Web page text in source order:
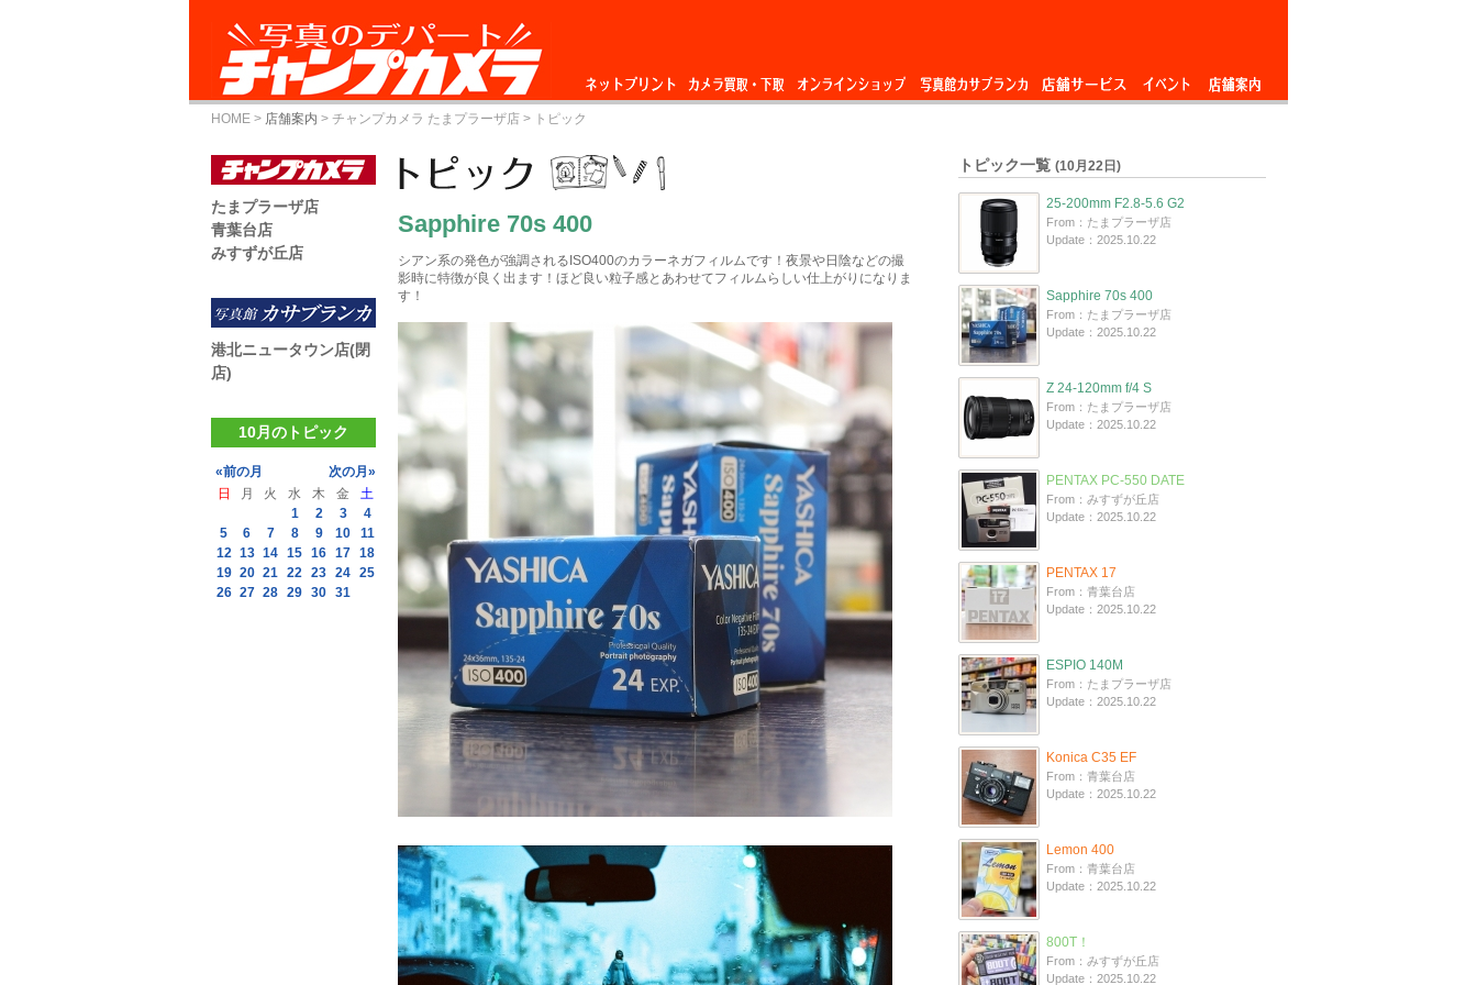
ネットプリント
カメラ買取・下
オンラインショップ 写真館カサブランカ 店舗サービス イベント 店舗案内
HOME > 店舗案内 > チャンプカメラ たまプラーザ店 > トピック
Sapphire 70s 400
シアン系の発色が強調されるISO400のカラーネガフィルムです！夜景や日陰などの撮
影時に特徴が良く出ます！ほど良い粒子感とあわせてフィルムらしい仕上がりになりま
す！
たまプラーザ店
青葉台店
みすずが丘店
港北ニュータウン店(閉
店)
10月のトピック
«前の月
次の月»
日
月 火 水 木 金
土
1
2 3
4
5
6 7 8 9 10
11
12 13 14 15 16 17 18
19 20 21 22 23 24 25
26 27 28 29 30 31
トピック一覧 (10月22日)
25-200mm F2.8-5.6 G2
From：たまプラーザ店
Update：2025.10.22
Sapphire 70s 400
From：たまプラーザ店
Update：2025.10.22
Z 24-120mm f/4 S
From：たまプラーザ店
Update：2025.10.22
PENTAX PC-550 DATE
From：みすずが丘店
Update：2025.10.22
PENTAX 17
From：青葉台店
Update：2025.10.22
ESPIO 140M
From：たまプラーザ店
Update：2025.10.22
Konica C35 EF
From：青葉台店
Update：2025.10.22
Lemon 400
From：青葉台店
Update：2025.10.22
800T！
From：みすずが丘店
Update：2025.10.22